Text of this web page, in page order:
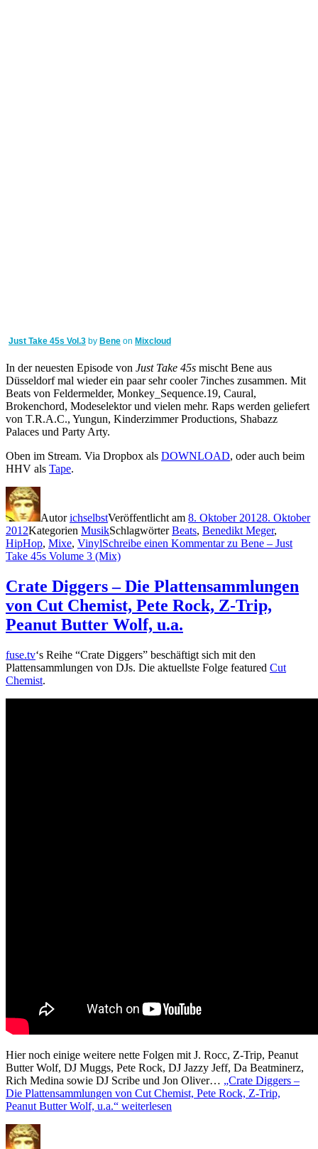
Just Take 45s Vol.3 by Bene on Mixcloud
In der neuesten Episode von Just Take 45s mischt Bene aus
Düsseldorf mal wieder ein paar sehr cooler 7inches zusammen. Mit
Beats von Feldermelder, Monkey_Sequence.19, Caural,
Brokenchord, Modeselektor und vielen mehr. Raps werden geliefert
von T.R.A.C., Yungun, Kinderzimmer Productions, Shabazz
Palaces und Party Arty.
Oben im Stream. Via Dropbox als DOWNLOAD, oder auch beim
HHV als Tape.
AutorichselbstVeröffentlicht am 8. Oktober 20128. Oktober
2012Kategorien MusikSchlagwörterBeats, Benedikt Meger,
HipHop, Mixe, VinylSchreibe einen Kommentarzu Bene – Just
Take 45s Volume 3 (Mix)
Crate Diggers – Die Plattensammlungen
von Cut Chemist, Pete Rock, Z-Trip,
Peanut Butter Wolf, u.a.
fuse.tv‘s Reihe “Crate Diggers” beschäftigt sich mit den
Plattensammlungen von DJs. Die aktuellste Folge featured Cut
Chemist.
Hier noch einige weitere nette Folgen mit J. Rocc, Z-Trip, Peanut
Butter Wolf, DJ Muggs, Pete Rock, DJ Jazzy Jeff, Da Beatminerz,
Rich Medina sowie DJ Scribe und Jon Oliver… „Crate Diggers –
Die Plattensammlungen von Cut Chemist, Pete Rock, Z-Trip,
Peanut Butter Wolf, u.a.“ weiterlesen